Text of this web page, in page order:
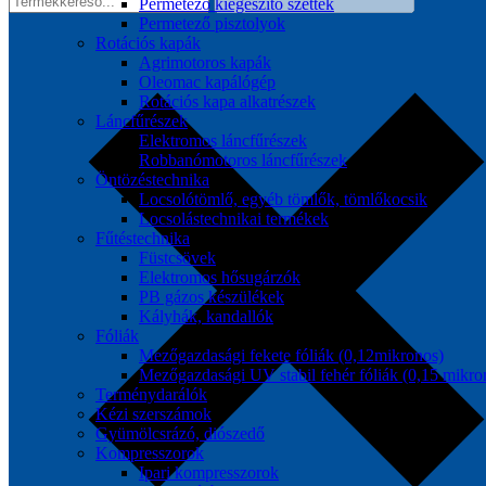
Permetező pisztolyok
Rotációs kapák
Agrimotoros kapák
Oleomac kapálógép
Rotációs kapa alkatrészek
Láncfűrészek
Elektromos láncfűrészek
Robbanómotoros láncfűrészek
Öntözéstechnika
Locsolótömlő, egyéb tömlők, tömlőkocsik
Locsolástechnikai termékek
Fűtéstechnika
Füstcsövek
Elektromos hősugárzók
PB gázos készülékek
Kályhák, kandallók
Fóliák
Mezőgazdasági fekete fóliák (0,12mikronos)
Mezőgazdasági UV stabil fehér fóliák (0,15
Terménydarálók
Kézi szerszámok
Gyümölcsrázó, diószedő
Kompresszorok
Ipari kompresszorok